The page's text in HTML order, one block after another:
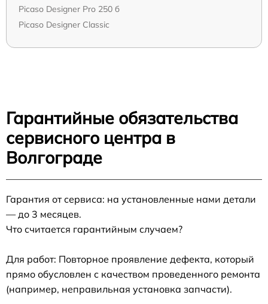
Picaso Designer Pro 250 б
Picaso Designer Classic
Гарантийные обязательства
сервисного центра в
Волгограде
Гарантия от сервиса: на установленные нами детали
— до 3 месяцев.
Что считается гарантийным случаем?
Для работ: Повторное проявление дефекта, который
прямо обусловлен с качеством проведенного ремонта
(например, неправильная установка запчасти).